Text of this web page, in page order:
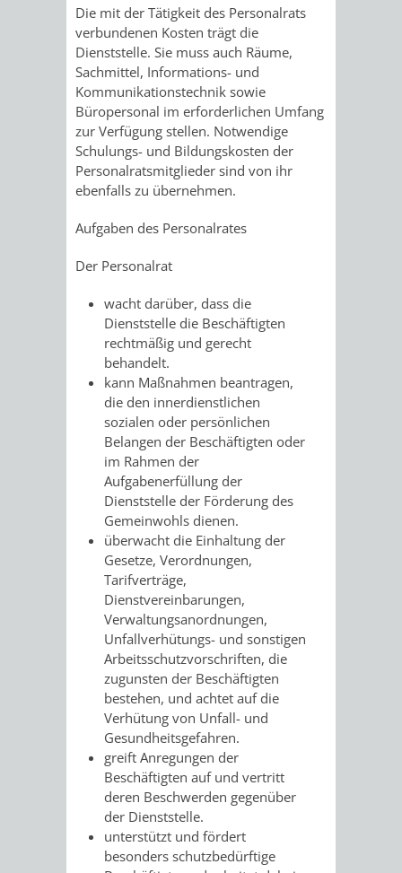
AMTLICHE
BEKANNTMACHUNGEN
HAUSHALT
STADTRECHTPERSONALRAT
/ JAV
ZENSUS
STADTWEGWEISER
ÄMTER
&
BEHÖRDEN
EINRICHTUNGEN
IN
DER
STADT
VERKEHR
VERKEHRSINFORMATIONEN
BUSVERKEHRRUFTAXI
Die mit der Tätigkeit des Personalrats
verbundenen Kosten trägt die
Dienststelle. Sie muss auch Räume,
Sachmittel, Informations- und
Kommunikationstechnik sowie
Büropersonal im erforderlichen Umfang
zur Verfügung stellen. Notwendige
Schulungs- und Bildungskosten der
Personalratsmitglieder sind von ihr
ebenfalls zu übernehmen.
Aufgaben des Personalrates
Der Personalrat
wacht darüber, dass die
Dienststelle die Beschäftigten
rechtmäßig und gerecht
behandelt.
kann Maßnahmen beantragen,
die den innerdienstlichen
sozialen oder persönlichen
Belangen der Beschäftigten oder
im Rahmen der
Aufgabenerfüllung der
Dienststelle der Förderung des
Gemeinwohls dienen.
überwacht die Einhaltung der
Gesetze, Verordnungen,
Tarifverträge,
Dienstvereinbarungen,
Verwaltungsanordnungen,
Unfallverhütungs- und sonstigen
Arbeitsschutzvorschriften, die
zugunsten der Beschäftigten
bestehen, und achtet auf die
Verhütung von Unfall- und
Gesundheitsgefahren.
greift Anregungen der
Beschäftigten auf und vertritt
deren Beschwerden gegenüber
der Dienststelle.
unterstützt und fördert
besonders schutzbedürftige